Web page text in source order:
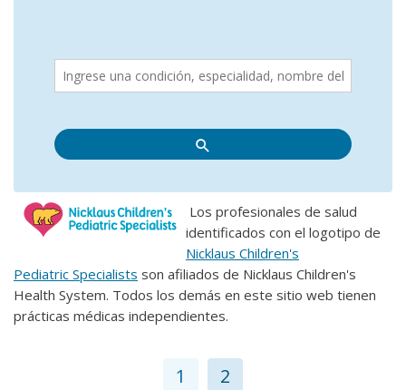
Los profesionales de salud
identificados con el logotipo de
Nicklaus Children's
Pediatric Specialists son afiliados de Nicklaus Children's
Health System. Todos los demás en este sitio web tienen
prácticas médicas independientes.
1 2